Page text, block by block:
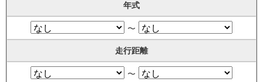
年式
〜
走行距離
〜